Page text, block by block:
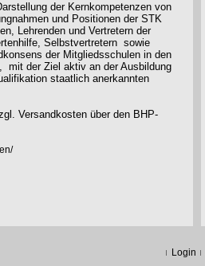
der Kernkompetenzen von
und Positionen der STK
Lehrenden und Vertretern der
Selbstvertretern sowie
der Mitgliedsschulen in den
mit der Ziel aktiv an der Ausbildung
staatlich anerkannten
Versandkosten über den BHP-
Login